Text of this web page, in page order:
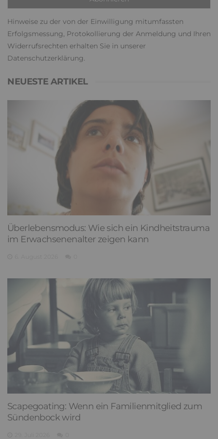
Hinweise zu der von der Einwilligung mitumfassten
Erfolgsmessung, Protokollierung der Anmeldung und Ihren
Widerrufsrechten erhalten Sie in unserer
Datenschutzerklärung.
NEUESTE ARTIKEL
Überlebensmodus: Wie sich ein Kindheitstrauma
im Erwachsenenalter zeigen kann
Scapegoating: Wenn ein Familienmitglied zum
Sündenbock wird